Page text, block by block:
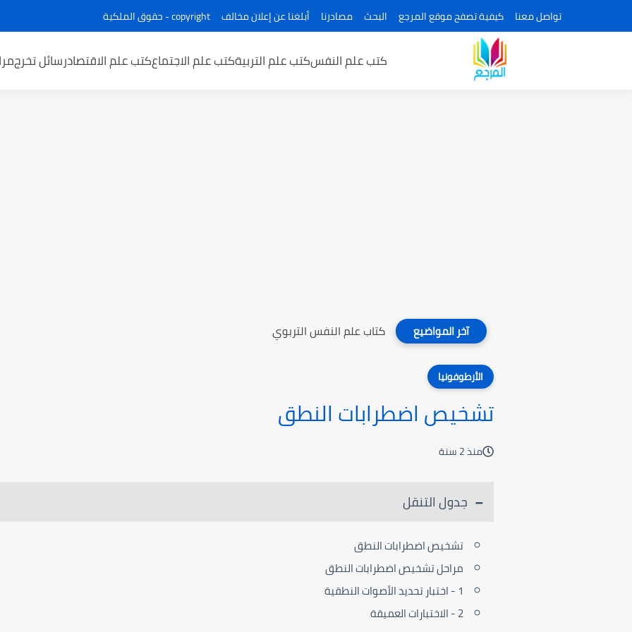
تواصل معنا كيفية تصفح موقع المرجع البحث مصادرنا أبلغنا عن إعلان مخالف copyright - حقوق الملكية
كتب علم النفسكتب علم التربيةكتب علم الاجتماعكتب علم الاقتصادرسائل تخرج
آخر المواضيع كتاب علم النفس التربوي
الأرطوفونيا
تشخيص اضطرابات النطق
منذ 2 سنة
جدول التنقل
تشخيص اضطرابات النطق
مراحل تشخيص اضطرابات النطق
1 - اختبار تحديد الأصوات النطقية
2 - الاختبارات العميقة